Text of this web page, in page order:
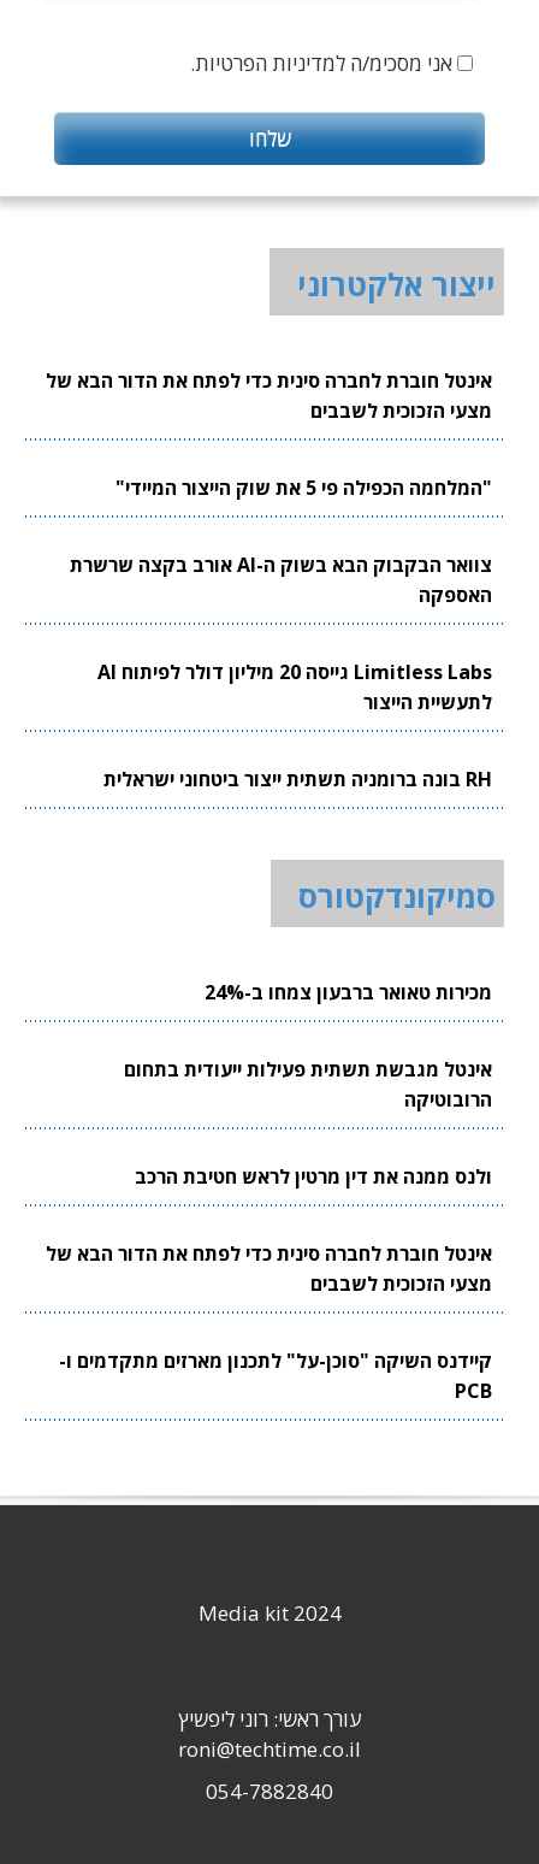
אני מסכימ/ה למדיניות הפרטיות.
ייצור אלקטרוני
אינטל חוברת לחברה סינית כדי לפתח את הדור הבא של
מצעי הזכוכית לשבבים
"המלחמה הכפילה פי 5 את שוק הייצור המיידי"
צוואר הבקבוק הבא בשוק ה-AI אורב בקצה שרשרת
האספקה
Limitless Labs גייסה 20 מיליון דולר לפיתוח AI
לתעשיית הייצור
RH בונה ברומניה תשתית ייצור ביטחוני ישראלית
סמיקונדקטורס
מכירות טאואר ברבעון צמחו ב-24%
אינטל מגבשת תשתית פעילות ייעודית בתחום
הרובוטיקה
ולנס ממנה את דין מרטין לראש חטיבת הרכב
אינטל חוברת לחברה סינית כדי לפתח את הדור הבא של
מצעי הזכוכית לשבבים
קיידנס השיקה "סוכן-על" לתכנון מארזים מתקדמים ו-
PCB
Media kit 2024
עורך ראשי: רוני ליפשיץ
roni@techtime.co.il
054-7882840